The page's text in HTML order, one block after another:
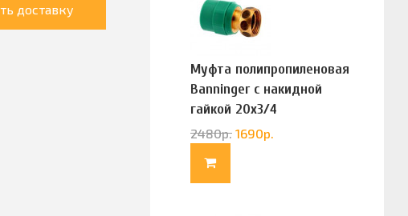
доставку
Муфта полипропиленовая
Banninger с накидной
гайкой 20х3/4
(G83322020)
2480р. 1690р.